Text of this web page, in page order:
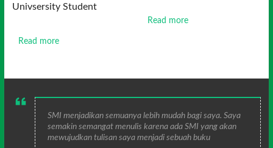
Univsersity Student
Read more
Read more
SMI menjadikan semuanya lebih mudah bagi saya. Saya
semakin semangat menulis karena ada SMI yang akan
mewujudkan tulisan saya menjadi sebuah buku